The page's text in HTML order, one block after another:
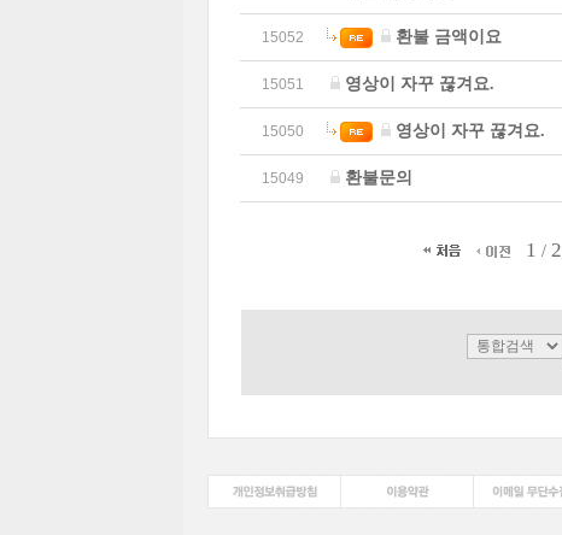
15052 환불 금액이요
15051 영상이 자꾸 끊겨요.
15050 영상이 자꾸 끊겨요.
15049 환불문의
1 / 2